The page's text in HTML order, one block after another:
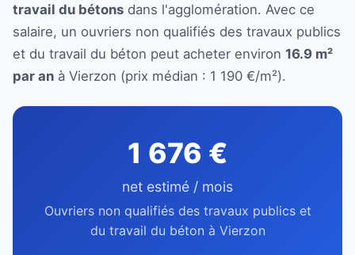
travail du bétons dans l'agglomération. Avec ce
salaire, un ouvriers non qualifiés des travaux publics
et du travail du béton peut acheter environ 16.9 m²
par an à Vierzon (prix médian : 1 190 €/m²).
1 676 €
net estimé / mois
Ouvriers non qualifiés des travaux publics et
du travail du béton à Vierzon